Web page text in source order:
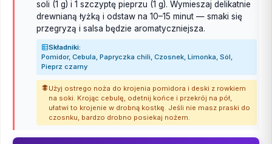
soli (1 g) i 1 szczyptę pieprzu (1 g). Wymieszaj delikatnie
drewnianą łyżką i odstaw na 10–15 minut — smaki się
przegryzą i salsa będzie aromatyczniejsza.
Składniki:
Pomidor, Cebula, Papryczka chili, Czosnek, Limonka, Sól,
Pieprz czarny
Użyj ostrego noża do krojenia pomidora i deski z rowkiem
na soki. Krojąc cebulę, odetnij końce i przekrój na pół,
ułatwi to krojenie w drobną kostkę. Jeśli nie masz praski do
czosnku, bardzo drobno posiekaj nożem.